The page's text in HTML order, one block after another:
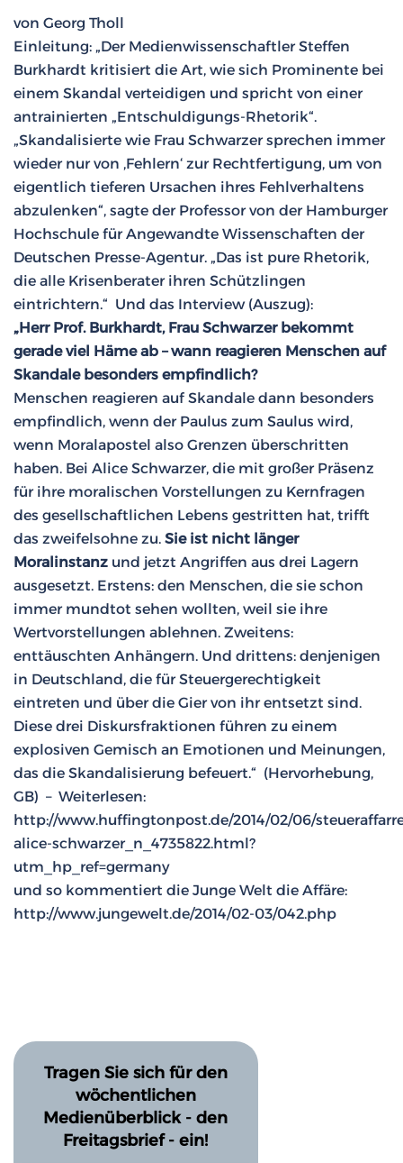
von Georg Tholl
Einleitung: „Der Medienwissenschaftler Steffen
Burkhardt kritisiert die Art, wie sich Prominente bei
einem Skandal verteidigen und spricht von einer
antrainierten „Entschuldigungs-Rhetorik“.
„Skandalisierte wie Frau Schwarzer sprechen immer
wieder nur von ‚Fehlern‘ zur Rechtfertigung, um von
eigentlich tieferen Ursachen ihres Fehlverhaltens
abzulenken“, sagte der Professor von der Hamburger
Hochschule für Angewandte Wissenschaften der
Deutschen Presse-Agentur. „Das ist pure Rhetorik,
die alle Krisenberater ihren Schützlingen
eintrichtern.“ Und das Interview (Auszug):
„Herr Prof. Burkhardt, Frau Schwarzer bekommt
gerade viel Häme ab – wann reagieren Menschen auf
Skandale besonders empfindlich?
Menschen reagieren auf Skandale dann besonders
empfindlich, wenn der Paulus zum Saulus wird,
wenn Moralapostel also Grenzen überschritten
haben. Bei Alice Schwarzer, die mit großer Präsenz
für ihre moralischen Vorstellungen zu Kernfragen
des gesellschaftlichen Lebens gestritten hat, trifft
das zweifelsohne zu. Sie ist nicht länger
Moralinstanz und jetzt Angriffen aus drei Lagern
ausgesetzt. Erstens: den Menschen, die sie schon
immer mundtot sehen wollten, weil sie ihre
Wertvorstellungen ablehnen. Zweitens:
enttäuschten Anhängern. Und drittens: denjenigen
in Deutschland, die für Steuergerechtigkeit
eintreten und über die Gier von ihr entsetzt sind.
Diese drei Diskursfraktionen führen zu einem
explosiven Gemisch an Emotionen und Meinungen,
das die Skandalisierung befeuert.“ (Hervorhebung,
GB) – Weiterlesen:
http://www.huffingtonpost.de/2014/02/06/
alice-schwarzer_n_4735822.html?
utm_hp_ref=germany
und so kommentiert die Junge Welt die Affäre:
http://www.jungewelt.de/2014/02-03/042.php
Tragen Sie sich für den
wöchentlichen
Medienüberblick - den
Freitagsbrief - ein!